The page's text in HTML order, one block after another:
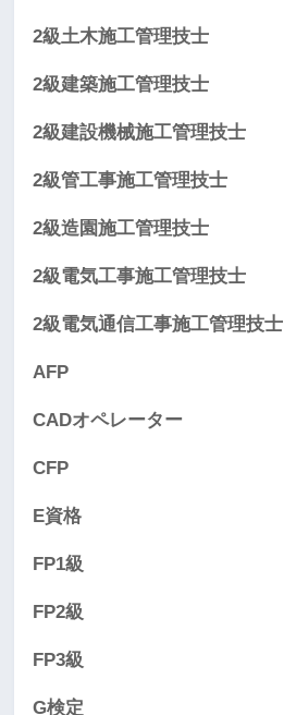
2級土木施工管理技士
2級建築施工管理技士
2級建設機械施工管理技士
2級管工事施工管理技士
2級造園施工管理技士
2級電気工事施工管理技士
2級電気通信工事施工管理技士
AFP
CADオペレーター
CFP
E資格
FP1級
FP2級
FP3級
G検定